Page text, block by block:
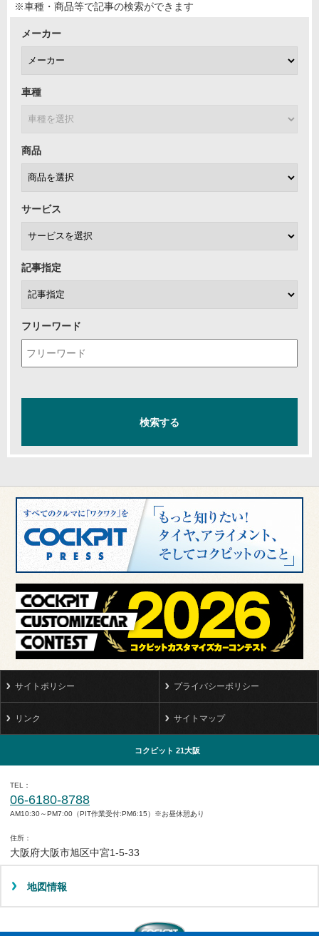
※車種・商品等で記事の検索ができます
メーカー
車種
商品
サービス
記事指定
フリーワード
サイトポリシー プライバシーポリシー
リンク サイトマップ
コクピット 21大阪
TEL
06-6180-8788
AM10:30～PM7:00（PIT作業受付:PM6:15）※お昼休憩あり
住所
大阪府大阪市旭区中宮1-5-33
地図情報